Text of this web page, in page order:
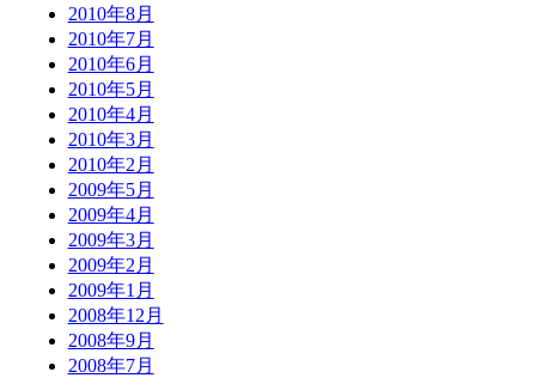
2010年8月
2010年7月
2010年6月
2010年5月
2010年4月
2010年3月
2010年2月
2009年5月
2009年4月
2009年3月
2009年2月
2009年1月
2008年12月
2008年9月
2008年7月